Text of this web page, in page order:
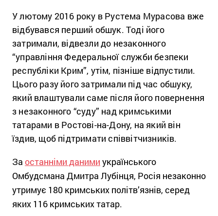
У лютому 2016 року в Рустема Мурасова вже
відбувався перший обшук. Тоді його
затримали, відвезли до незаконного
“управління Федеральної служби безпеки
республіки Крим”, утім, пізніше відпустили.
Цього разу його затримали під час обшуку,
який влаштували саме після його повернення
з незаконного “суду” над кримськими
татарами в Ростові-на-Дону, на який він
їздив, щоб підтримати співвітчизників.
За останніми даними українського
Омбудсмана Дмитра Лубінця, Росія незаконно
утримує 180 кримських політв’язнів, серед
яких 116 кримських татар.